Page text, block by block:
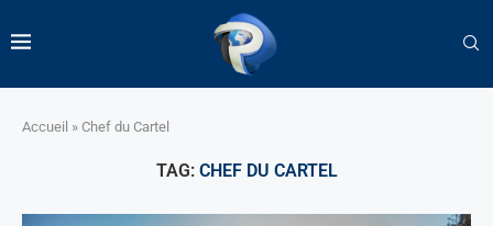
Accueil » Chef du Cartel
TAG: CHEF DU CARTEL